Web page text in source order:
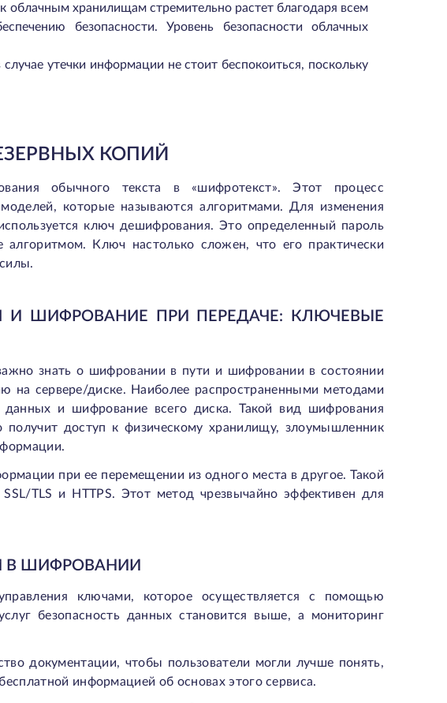
облачным хранилищам стремительно растет благодаря всем
безопасности. Уровень безопасности облачных
утечки информации не стоит беспокоиться, поскольку
КОПИЙ
обычного текста в «шифротекст». Этот процесс
которые называются алгоритмами. Для изменения
ключ дешифрования. Это определенный пароль
Ключ настолько сложен, что его практически
ШИФРОВАНИЕ ПРИ ПЕРЕДАЧЕ: КЛЮЧЕВЫЕ
знать о шифровании в пути и шифровании в состоянии
на сервере/диске. Наиболее распространенными методами
и шифрование всего диска. Такой вид шифрования
доступ к физическому хранилищу, злоумышленник
при ее перемещении из одного места в другое. Такой
TLS и HTTPS. Этот метод чрезвычайно эффективен для
В ШИФРОВАНИИ
ключами, которое осуществляется с помощью
безопасность данных становится выше, а мониторинг
документации, чтобы пользователи могли лучше понять,
информацией об основах этого сервиса.